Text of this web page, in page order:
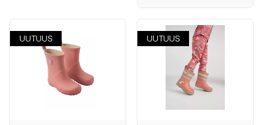
UUTUUS UUTUUS